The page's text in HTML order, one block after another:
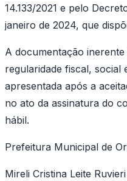
14.133/2021 e pelo
janeiro de 2024, que
A documentação
regularidade fiscal, social
apresentada após a
no ato da assinatura do
hábil.
Prefeitura Municipal de
Mireli Cristina Leite